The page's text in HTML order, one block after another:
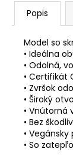
Popis
Model so
• Ideálna
• Odolná,
• Certifikát
• Zvršok
• Široký
• Vnútorná
• Bez
•
• So